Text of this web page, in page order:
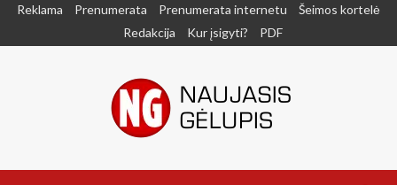
SkipReklama Prenumerata Prenumerata internetu
Šeimos kortelė
Redakcija
Kur įsigyti? PDF